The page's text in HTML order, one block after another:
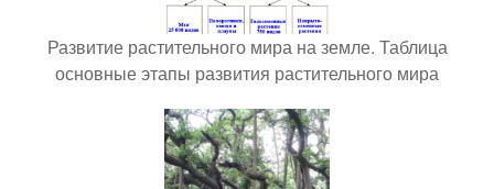
Развитие растительного мира на земле. Таблица
основные этапы развития растительного мира